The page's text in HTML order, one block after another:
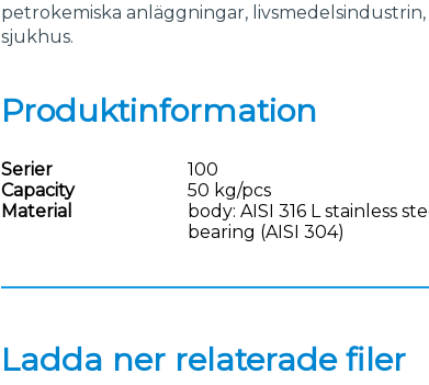
petrokemiska anläggningar,
sjukhus.
Produktinformation
Serier
100
Capacity
50 kg/pcs
Material
body: AISI 316 L stainless
bearing (AISI 304)
Ladda ner relaterade filer